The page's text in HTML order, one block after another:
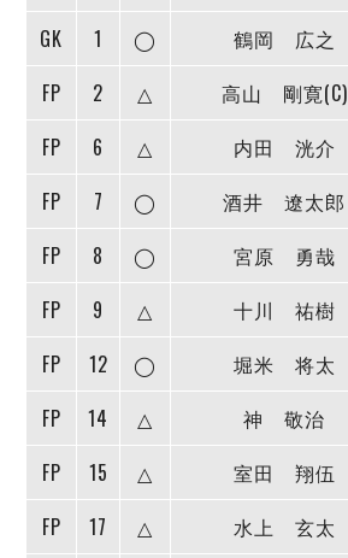
リガーレヴィア葛飾
Y．S．C．C．横浜
アグレミーナ浜松
ポルセイド浜田
ミラクルスマイル新居浜
GK
1 ◯
鶴岡 広之
FP
2 △ 高山 剛寛(C)
FP
6 △
内田 洸介
FP
7 ◯ 酒井 遼太郎
FP
8 ◯ 宮原 勇哉
FP
9 △ 十川 祐樹
FP
12 ◯ 堀米 将太
FP
14 △ 神 敬治
FP
15 △ 室田 翔伍
FP
17 △ 水上 玄太